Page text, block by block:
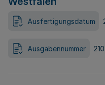
Ausfertigungsdatum
Ausgabennummer 210